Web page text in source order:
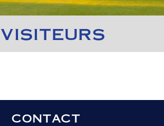
VISITEURS
CONTACT